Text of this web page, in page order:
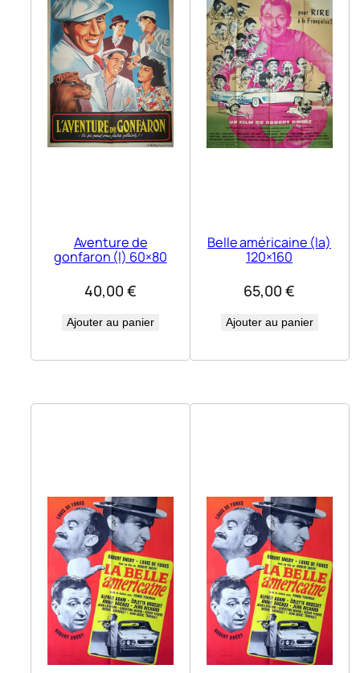
Aventure de
gonfaron (l) 60×80
40,00 €
Ajouter au panier
Belle américaine (la)
120×160
65,00 €
Ajouter au panier